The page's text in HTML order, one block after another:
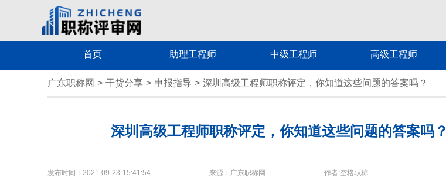
首页 助理工程师 中级工程师 高级工程师
广东职称网 > 干货分享 > 申报指导 > 深圳高级工程师职称评定，你知道这些问题的答案吗？
深圳高级工程师职称评定，你知道这些问题的答案吗？
发布时间：2021-09-23 15:41:54 来源：广东职称网
作者:空格职称